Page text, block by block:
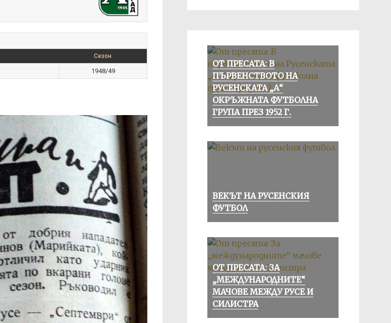
Сезон
1948/49
ОТ ПРЕСАТА: В
ПЪРВЕНСТВОТО НА
РУСЕНСКАТА „А“
ОКРЪЖНАТА ФУТБОЛНА
ГРУПА ПРЕЗ 1952 Г.
ВЕКЪТ НА РУСЕНСКИЯ
ФУТБОЛ
ОТ ПРЕСАТА: ЗА
„МЕЖДУНАРОДНИТЕ“
МАЧОВЕ МЕЖДУ РУСЕ И
СИЛИСТРА